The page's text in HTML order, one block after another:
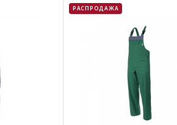
РАСПРОДАЖА